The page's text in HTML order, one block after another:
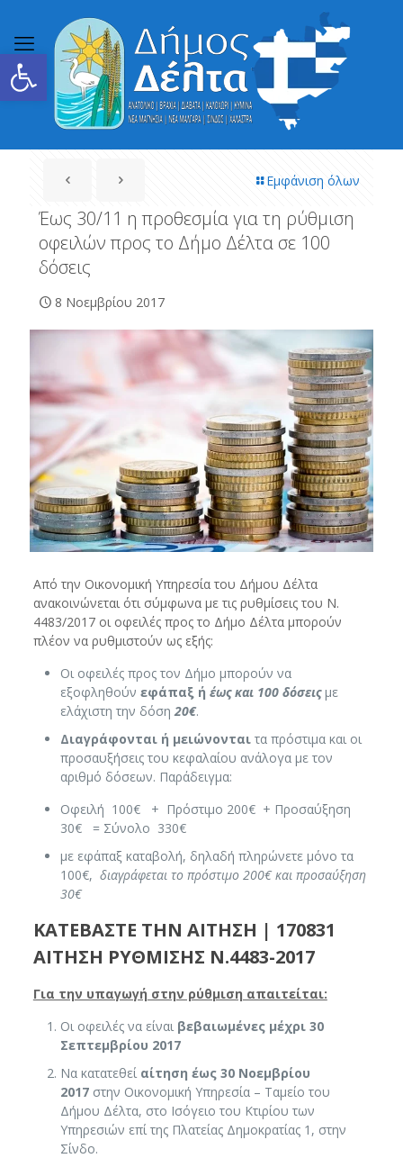
Ανοίξτε τη γραμμή εργαλείων
Εμφάνιση όλων
Έως 30/11 η προθεσμία για τη ρύθμιση
οφειλών προς το Δήμο Δέλτα σε 100
δόσεις
8 Νοεμβρίου 2017
Από την Οικονομική Υπηρεσία του Δήμου Δέλτα
ανακοινώνεται ότι σύμφωνα με τις ρυθμίσεις του Ν.
4483/2017 οι οφειλές προς το Δήμο Δέλτα μπορούν
πλέον να ρυθμιστούν ως εξής:
Οι οφειλές προς τον Δήμο μπορούν να
εξοφληθούν εφάπαξ ή έως και 100 δόσειςμε
ελάχιστη την δόση 20€.
Διαγράφονται ή μειώνονταιτα πρόστιμα και οι
προσαυξήσεις του κεφαλαίου ανάλογα με τον
αριθμό δόσεων. Παράδειγμα:
Οφειλή 100€ + Πρόστιμο 200€ + Προσαύξηση
30€ = Σύνολο 330€
με εφάπαξ καταβολή, δηλαδή πληρώνετε μόνο τα
100€, διαγράφεται το πρόστιμο 200€ και προσαύξηση
30€
ΚΑΤΕΒΑΣΤΕ ΤΗΝ ΑΙΤΗΣΗ | 170831
ΑΙΤΗΣΗ ΡΥΘΜΙΣΗΣ Ν.4483-2017
Για την υπαγωγή στην ρύθμιση απαιτείται:
Οι οφειλές να είναι βεβαιωμένες μέχρι 30
Σεπτεμβρίου 2017
Να κατατεθεί αίτηση έως 30 Νοεμβρίου
2017στην Οικονομική Υπηρεσία – Ταμείο του
Δήμου Δέλτα, στο Ισόγειο του Κτιρίου των
Υπηρεσιών επί της Πλατείας Δημοκρατίας 1, στην
Σίνδο.